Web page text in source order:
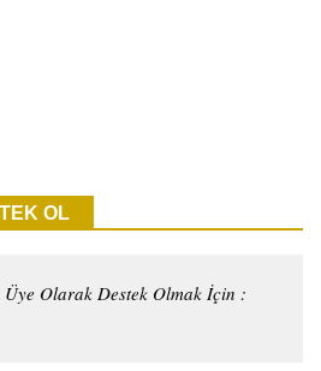
OL
Üye Olarak Destek Olmak İçin :